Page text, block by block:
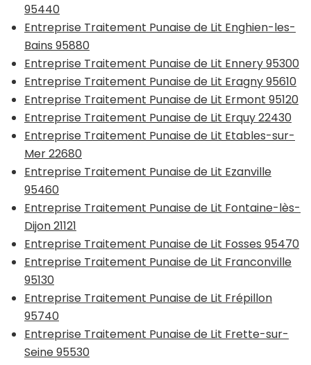
95440
Entreprise Traitement Punaise de Lit Enghien-les-
Bains 95880
Entreprise Traitement Punaise de Lit Ennery 95300
Entreprise Traitement Punaise de Lit Eragny 95610
Entreprise Traitement Punaise de Lit Ermont 95120
Entreprise Traitement Punaise de Lit Erquy 22430
Entreprise Traitement Punaise de Lit Etables-sur-
Mer 22680
Entreprise Traitement Punaise de Lit Ezanville
95460
Entreprise Traitement Punaise de Lit Fontaine-lès-
Dijon 21121
Entreprise Traitement Punaise de Lit Fosses 95470
Entreprise Traitement Punaise de Lit Franconville
95130
Entreprise Traitement Punaise de Lit Frépillon
95740
Entreprise Traitement Punaise de Lit Frette-sur-
Seine 95530